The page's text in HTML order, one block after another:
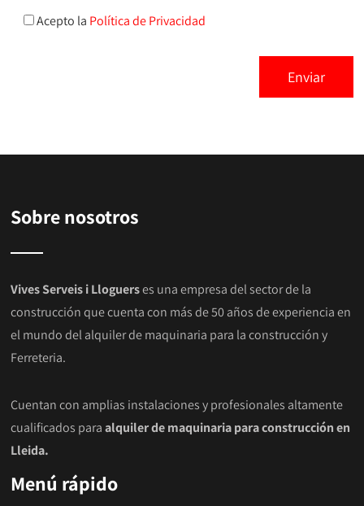
Acepto la Política de Privacidad
Sobre nosotros
Vives Serveis i Lloguerses una empresa del sector de la
construcción que cuenta con más de 50 años de experiencia en
el mundo del alquiler de maquinaria para la construcción y
Ferreteria.
Cuentan con amplias instalaciones y profesionales altamente
cualificados paraalquiler de maquinaria para construcción en
Lleida.
Menú rápido